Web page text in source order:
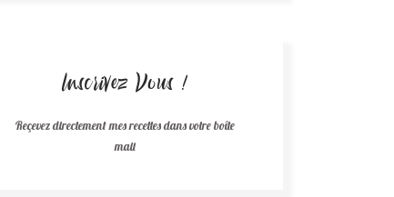
Inscrivez Vous !
Reçevez directement mes recettes dans votre boîte
mail